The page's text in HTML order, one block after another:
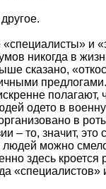
и
никогда в
сказано,
полагают,
одето в
в
– то, значит, это
можно
здесь кроется
«специалистов»